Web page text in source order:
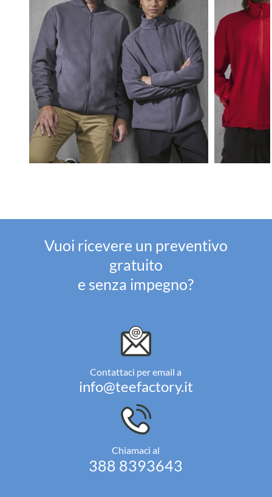
Vuoi ricevere un preventivo
gratuito
e senza impegno?
Contattaci per email a
info@teefactory.it
Chiamaci al
388 8393643